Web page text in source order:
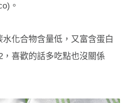
。
化合物含量低，又富含蛋白
喜歡的話多吃點也沒關係